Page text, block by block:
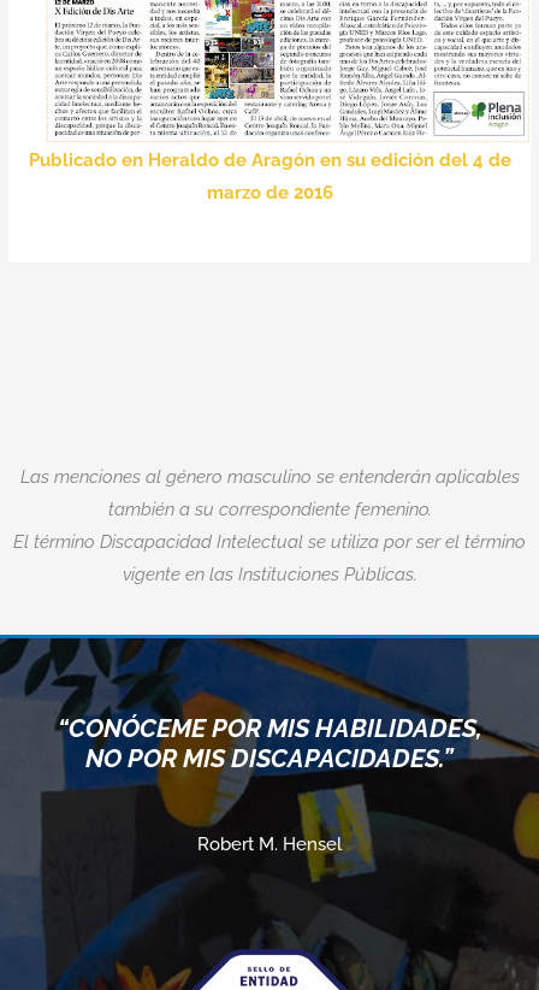
Publicado en Heraldo de Aragón en su edición del 4 de
marzo de 2016
Las menciones al género masculino se entenderán aplicables
también a su correspondiente femenino.
El término Discapacidad Intelectual se utiliza por ser el término
vigente en las Instituciones Públicas.
“CONÓCEME POR MIS HABILIDADES,
NO POR MIS DISCAPACIDADES.”
Robert M. Hensel